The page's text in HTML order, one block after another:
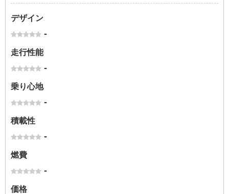
デザイン
-
走行性能
-
乗り心地
-
積載性
-
燃費
-
価格